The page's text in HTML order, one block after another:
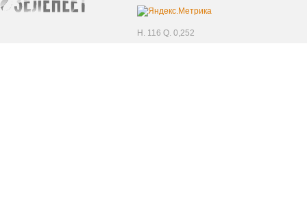
H. 116 Q. 0,252